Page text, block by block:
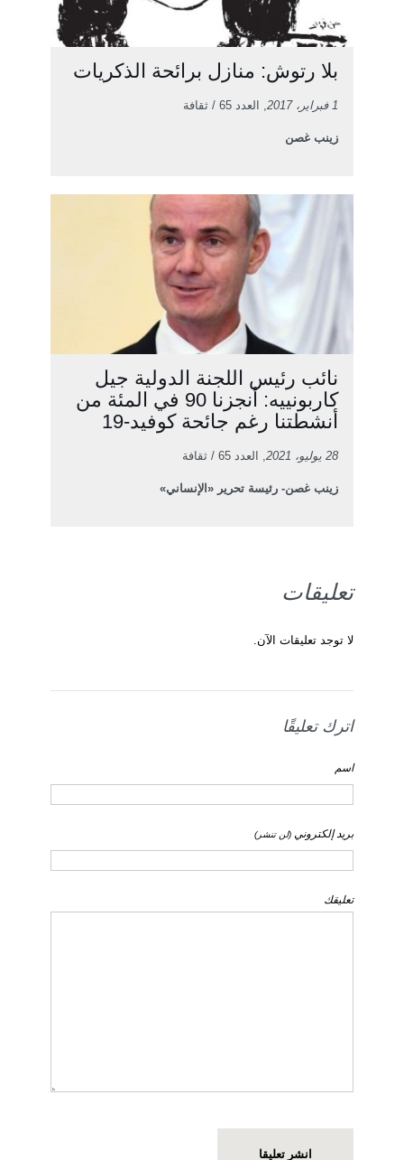
بلا رتوش: منازل برائحة الذكريات
1 فبراير، 2017 , العدد 65 / ثقافة
زينب غصن
نائب رئيس اللجنة الدولية جيل
كاربونييه: أنجزنا 90 في المئة من
أنشطتنا رغم جائحة كوفيد-19
28 يوليو، 2021 , العدد 65 / ثقافة
زينب غصن- رئيسة تحرير «الإنساني»
تعليقات
لا توجد تعليقات الآن.
اترك تعليقًا
اسم
بريد إلكتروني (لن تنشر)
تعليقك